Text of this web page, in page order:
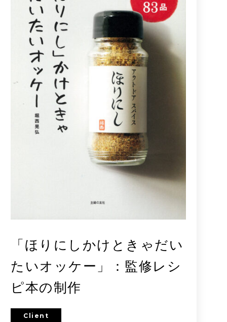
「ほりにしかけときゃだい
たいオッケー」：監修レシ
ピ本の制作
Client